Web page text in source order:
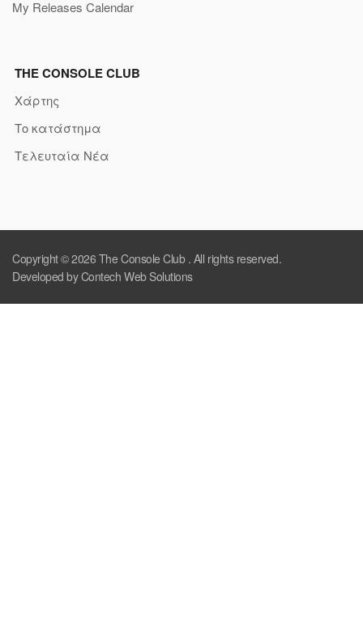
My Releases Calendar
THE CONSOLE CLUB
Χάρτης
Το κατάστημα
Τελευταία Νέα
Copyright © 2026 The Console Club. All rights reserved.
Developed by Contech Web Solutions